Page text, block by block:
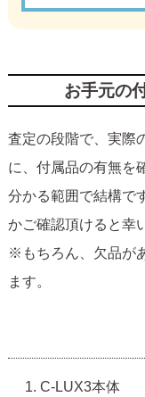
お手元の
査定の段階で、実際
に、付属品の有無を
分かる範囲で結構で
かご確認頂けると幸
※もちろん、欠品が
ます。
C-LUX3本体